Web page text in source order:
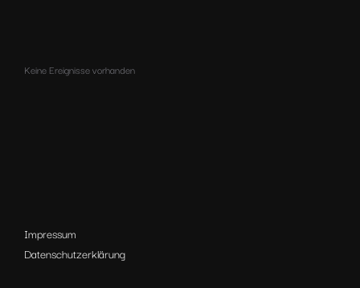
Keine Ereignisse vorhanden
Impressum
Datenschutzerklärung